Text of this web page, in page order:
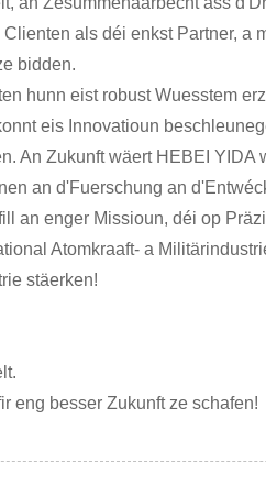
als déi enkst Partner, a
bidden.
hunn eist robust Wuesstem
eis Innovatioun
An Zukunft wäert HEBEI
an d'Fuerschung an
an enger Missioun, déi op
Atomkraaft- a
stäerken!
eng besser Zukunft ze schafen!